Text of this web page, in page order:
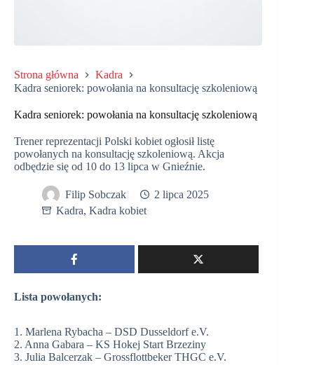
Strona główna
Kadra
Kadra seniorek: powołania na konsultację szkoleniową
Kadra seniorek: powołania na konsultację szkoleniową
Trener reprezentacji Polski kobiet ogłosił listę
powołanych na konsultację szkoleniową. Akcja
odbędzie się od 10 do 13 lipca w Gnieźnie.
Filip Sobczak
2 lipca 2025
Kadra, Kadra kobiet
Lista powołanych:
1. Marlena Rybacha – DSD Dusseldorf e.V.
2. Anna Gabara – KS Hokej Start Brzeziny
3. Julia Balcerzak – Grossflottbeker THGC e.V.